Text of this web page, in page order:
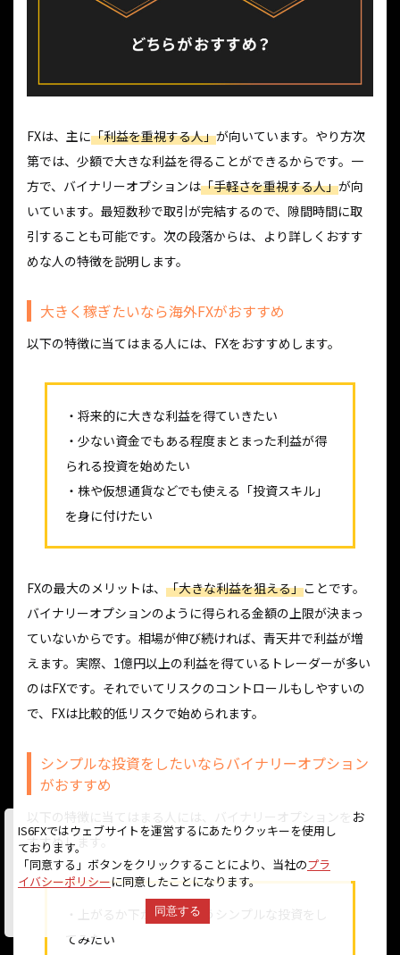
FXは、主に「利益を重視する人」が向いています。やり方次
第では、少額で大きな利益を得ることができるからです。一
方で、バイナリーオプションは「手軽さを重視する人」が向
いています。最短数秒で取引が完結するので、隙間時間に取
引することも可能です。次の段落からは、より詳しくおすす
めな人の特徴を説明します。
大きく稼ぎたいなら海外FXがおすすめ
以下の特徴に当てはまる人には、FXをおすすめします。
・将来的に大きな利益を得ていきたい
・少ない資金でもある程度まとまった利益が得
られる投資を始めたい
・株や仮想通貨などでも使える「投資スキル」
を身に付けたい
FXの最大のメリットは、 「大きな利益を狙える」ことです。
バイナリーオプションのように得られる金額の上限が決まっ
ていないからです。相場が伸び続ければ、青天井で利益が増
えます。実際、1億円以上の利益を得ているトレーダーが多い
のはFXです。それでいてリスクのコントロールもしやすいの
で、FXは比較的低リスクで始められます。
シンプルな投資をしたいならバイナリーオプション
がおすすめ
以下の特徴に当てはまる人には、バイナリーオプションをお
すすめします。
・上がるか下がるかというシンプルな投資をし
てみたい
IS6FXではウェブサイトを運営するにあたりクッキーを使用し
ております。
「同意する」ボタンをクリックすることにより、当社のプラ
イバシーポリシーに同意したことになります。
同意する